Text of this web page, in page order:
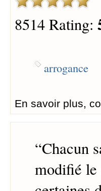
8514 Rating:
arrogance
En savoir plus,
“Chacun
modifié le